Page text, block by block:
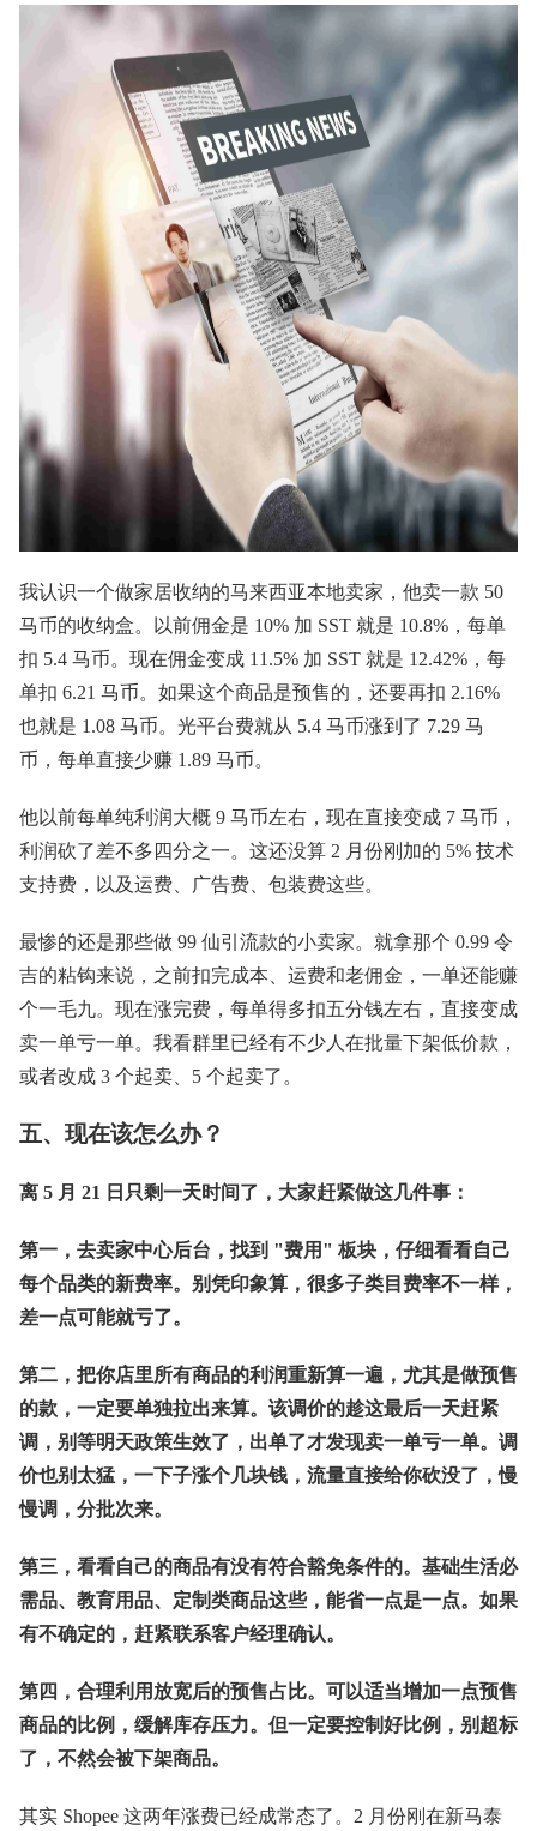
我认识一个做家居收纳的马来西亚本地卖家，他卖一款 50
马币的收纳盒。以前佣金是 10% 加 SST 就是 10.8%，每单
扣 5.4 马币。现在佣金变成 11.5% 加 SST 就是 12.42%，每
单扣 6.21 马币。如果这个商品是预售的，还要再扣 2.16%
也就是 1.08 马币。光平台费就从 5.4 马币涨到了 7.29 马
币，每单直接少赚 1.89 马币。
他以前每单纯利润大概 9 马币左右，现在直接变成 7 马币，
利润砍了差不多四分之一。这还没算 2 月份刚加的 5% 技术
支持费，以及运费、广告费、包装费这些。
最惨的还是那些做 99 仙引流款的小卖家。就拿那个 0.99 令
吉的粘钩来说，之前扣完成本、运费和老佣金，一单还能赚
个一毛九。现在涨完费，每单得多扣五分钱左右，直接变成
卖一单亏一单。我看群里已经有不少人在批量下架低价款，
或者改成 3 个起卖、5 个起卖了。
五、现在该怎么办？
离 5 月 21 日只剩一天时间了，大家赶紧做这几件事：
第一，去卖家中心后台，找到 "费用" 板块，仔细看看自己
每个品类的新费率。别凭印象算，很多子类目费率不一样，
差一点可能就亏了。
第二，把你店里所有商品的利润重新算一遍，尤其是做预售
的款，一定要单独拉出来算。该调价的趁这最后一天赶紧
调，别等明天政策生效了，出单了才发现卖一单亏一单。调
价也别太猛，一下子涨个几块钱，流量直接给你砍没了，慢
慢调，分批次来。
第三，看看自己的商品有没有符合豁免条件的。基础生活必
需品、教育用品、定制类商品这些，能省一点是一点。如果
有不确定的，赶紧联系客户经理确认。
第四，合理利用放宽后的预售占比。可以适当增加一点预售
商品的比例，缓解库存压力。但一定要控制好比例，别超标
了，不然会被下架商品。
其实 Shopee 这两年涨费已经成常态了。2 月份刚在新马泰